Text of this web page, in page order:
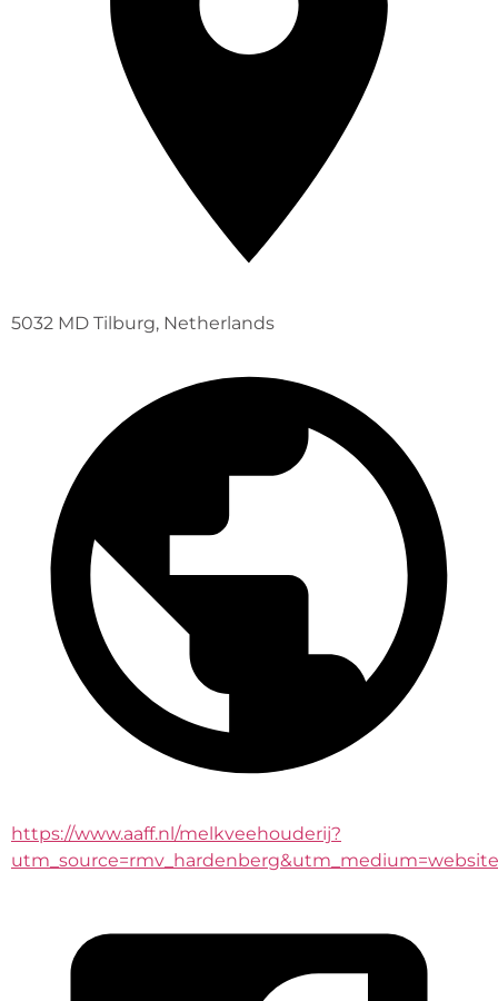
5032 MD Tilburg, Netherlands
https://www.aaff.nl/melkveehouderij?